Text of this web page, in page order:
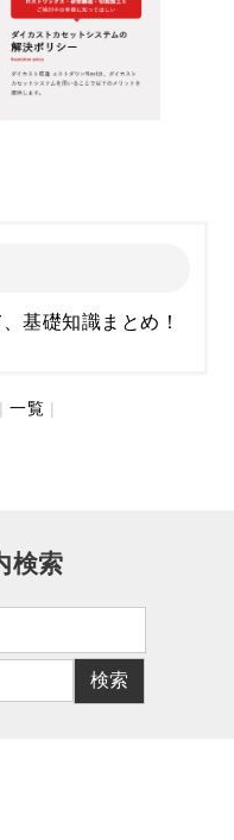
基礎知識まとめ！
| 一覧 |
検索